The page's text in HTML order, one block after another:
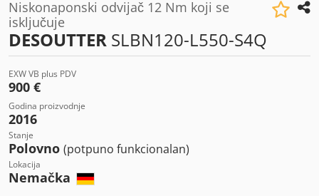
Niskonaponski odvijač 12 Nm koji se
isključuje
DESOUTTER SLBN120-L550-S4Q
EXW VB plus PDV
900 €
Godina proizvodnje
2016
Stanje
Polovno (potpuno funkcionalan)
Lokacija
Nemačka